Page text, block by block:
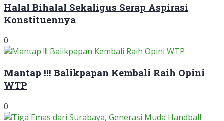
Halal Bihalal Sekaligus Serap Aspirasi
Konstituennya
0
Mantap !!! Balikpapan Kembali Raih Opini
WTP
0